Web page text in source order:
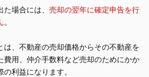
場合には、 売却の翌年に確定申告を行
。
は、不動産の売却価格からその不動産を
費用、仲介手数料など売却のためにかか
の利益になります。